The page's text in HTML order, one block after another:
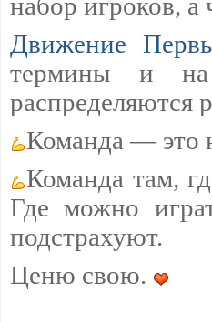
набор игроков,
Движение
термины и на
распределяются
Команда — это
Команда там,
Где можно
подстрахуют.
Ценю свою.